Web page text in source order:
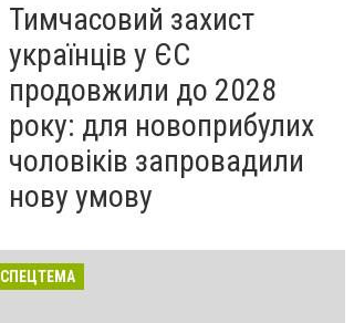
Тимчасовий захист
українців у ЄС
продовжили до 2028
року: для новоприбулих
чоловіків запровадили
нову умову
СПЕЦТЕМА